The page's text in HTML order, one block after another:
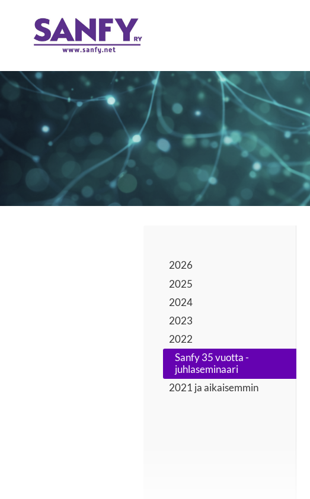
sisältöön
SANFY RY
2026
2025
2024
2023
2022
Sanfy 35 vuotta -
juhlaseminaari
2021 ja aikaisemmin